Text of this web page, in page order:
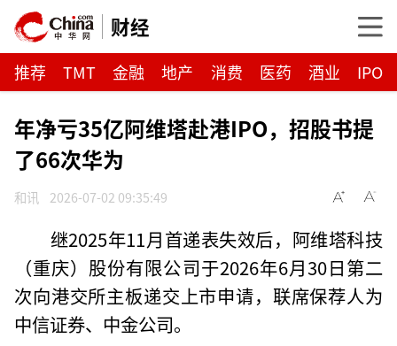
财经
推荐 TMT 金融 地产 消费 医药 酒业 IPO
年净亏35亿阿维塔赴港IPO，招股书提
了66次华为
和讯 2026-07-02 09:35:49
继2025年11月首递表失效后，阿维塔科技
（重庆）股份有限公司于2026年6月30日第二
次向港交所主板递交上市申请，联席保荐人为
中信证券、中金公司。